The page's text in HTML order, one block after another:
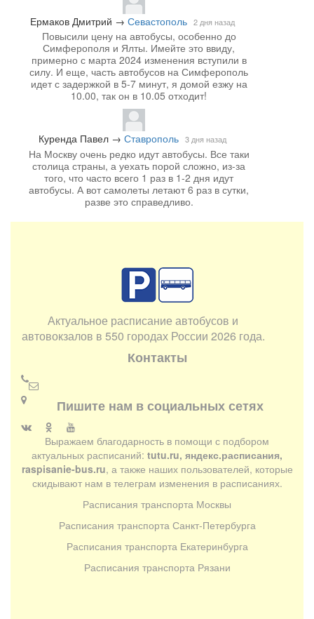
Ермаков Дмитрий → Севастополь 2 дня назад
Повысили цену на автобусы, особенно до
Симферополя и Ялты. Имейте это ввиду,
примерно с марта 2024 изменения вступили в
силу. И еще, часть автобусов на Симферополь
идет с задержкой в 5-7 минут, я домой езжу на
10.00, так он в 10.05 отходит!
Куренда Павел→ Ставрополь 3 дня назад
На Москву очень редко идут автобусы. Все таки
столица страны, а уехать порой сложно, из-за
того, что часто всего 1 раз в 1-2 дня идут
автобусы. А вот самолеты летают 6 раз в сутки,
разве это справедливо.
Актуальное расписание автобусов и
автовокзалов в 550 городах России 2026 года.
Контакты
Пишите нам в социальных сетях
Выражаем благодарность в помощи с подбором
актуальных расписаний: tutu.ru, яндекс.расписания,
raspisanie-bus.ru, а также наших пользователей, которые
скидывают нам в телеграм изменения в расписаниях.
Расписания транспорта Москвы
Расписания транспорта Санкт-Петербурга
Расписания транспорта Екатеринбурга
Расписания транспорта Рязани